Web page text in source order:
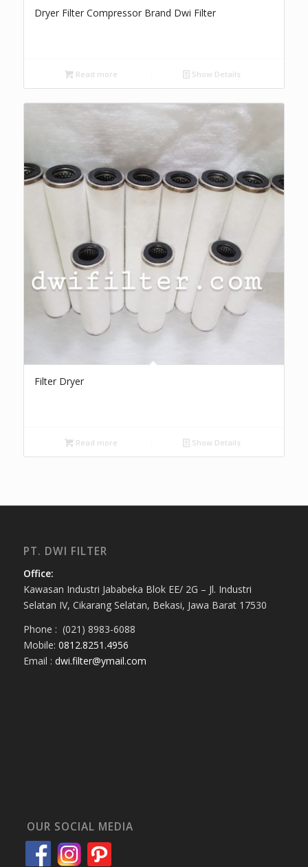
Dryer Filter Compressor Brand Dwi Filter
Read more Show Details
Filter Dryer
Read more Show Details
PT. DWI FILTER
Office:
Kawasan Industri Jababeka Blok EE/ 2G – Jl. Industri
Selatan IV, Cikarang Selatan, Bekasi, Jawa Barat 17530
Phone : (021) 8983-6088
Mobile: 0812.8251.4956
Email : dwi.filter@ymail.com
OUR SOCIAL MEDIA